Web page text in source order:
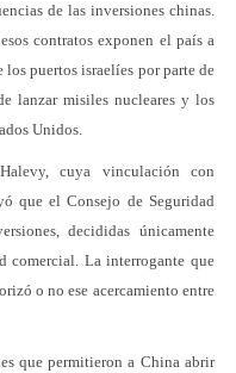
de las inversiones chinas.
contratos exponen el país a
puertos israelíes por parte de
lanzar misiles nucleares y los
Unidos.
cuya vinculación con
que el Consejo de Seguridad
decididas únicamente
comercial. La interrogante que
o no ese acercamiento entre
que permitieron a China abrir